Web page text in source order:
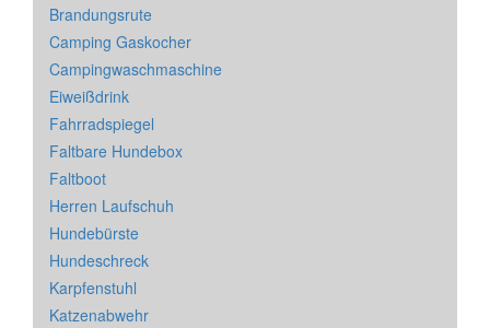
Brandungsrute
Camping Gaskocher
Campingwaschmaschine
Eiweißdrink
Fahrradspiegel
Faltbare Hundebox
Faltboot
Herren Laufschuh
Hundebürste
Hundeschreck
Karpfenstuhl
Katzenabwehr